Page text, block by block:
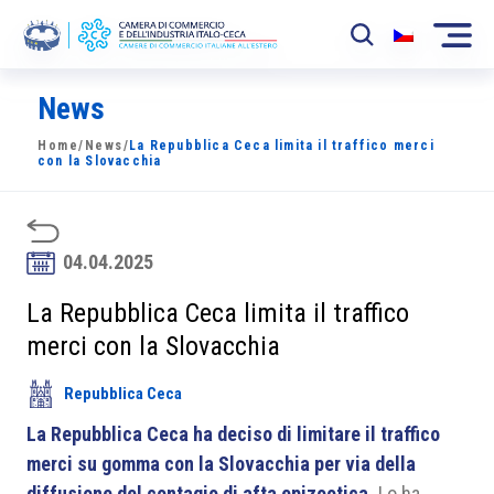
La Camera
News
Sviluppo Mercato
Soci
Partner
Progetti
Area riservata
News
Home/ News/ La Repubblica Ceca limita il traffico merci
con la Slovacchia
04.04.2025
La Repubblica Ceca limita il traffico
merci con la Slovacchia
Repubblica Ceca
La Repubblica Ceca ha deciso di limitare il traffico
merci su gomma con la Slovacchia per via della